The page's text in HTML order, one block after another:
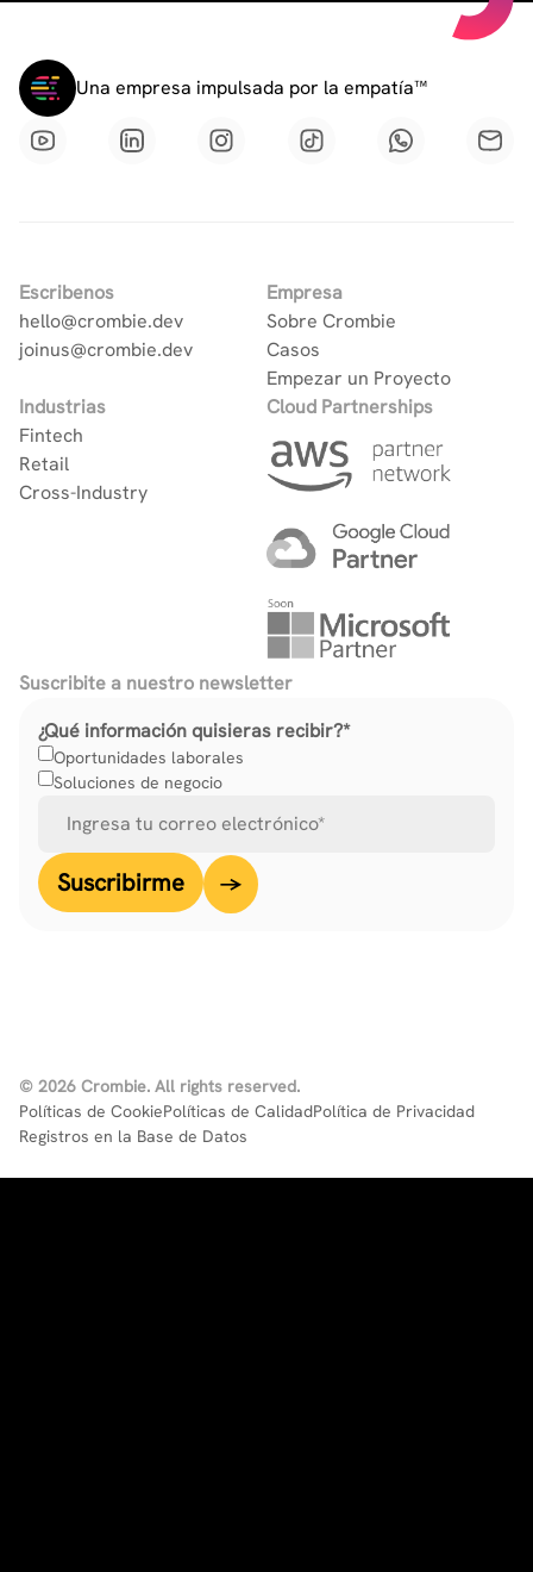
Una empresa impulsada por la empatía™
Escribenos
hello@crombie.dev
joinus@crombie.dev
Empresa
Sobre Crombie
Casos
Empezar un Proyecto
Industrias
Fintech
Retail
Cross-Industry
Cloud Partnerships
Suscribite a nuestro newsletter
¿Qué información quisieras recibir?*
Oportunidades laborales
Soluciones de negocio
© 2026 Crombie. All rights reserved.
Políticas de CookiePolíticas de CalidadPolítica de Privacidad
Registros en la Base de Datos